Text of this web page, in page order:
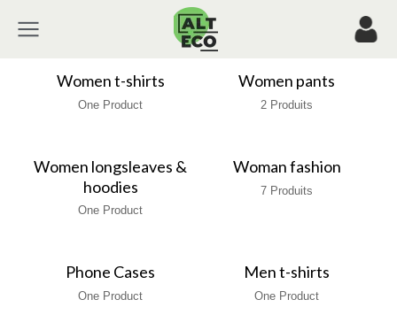
Women t-shirts
One Product
Women pants
2 Produits
Women longsleaves &
hoodies
One Product
Woman fashion
7 Produits
Phone Cases
One Product
Men t-shirts
One Product